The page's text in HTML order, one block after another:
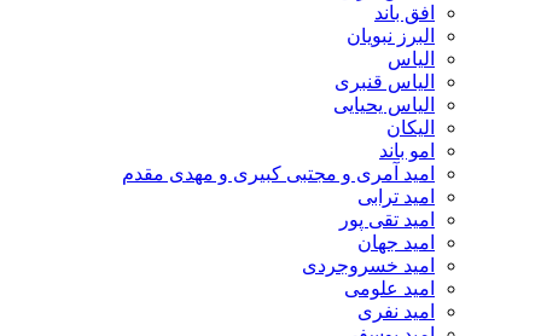
افق باند
البرز نبویان
الیاس
الیاس قنبرى
الیاس یحیایی
الیکان
امو باند
امید آمری و مجتبی کبیری و مهدى مقدم
امید ترابی
امید تقی پور
امید جهان
امید خسروجردی
امید علومی
امید نفری